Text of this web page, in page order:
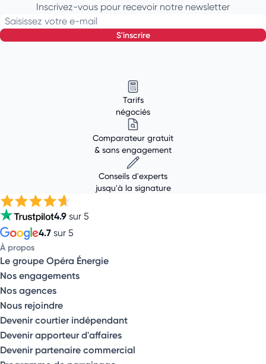
Inscrivez-vous pour recevoir notre newsletter
Saisissez votre e-mail
s'inscrire
Tarifs
négociés
Comparateur gratuit
& sans engagement
Conseils d'experts
jusqu'à la signature
4.9 sur 5
4.7 sur 5
À propos
Le groupe Opéra Énergie
Nos engagements
Nos agences
Nous rejoindre
Devenir courtier indépendant
Devenir apporteur d'affaires
Devenir partenaire commercial